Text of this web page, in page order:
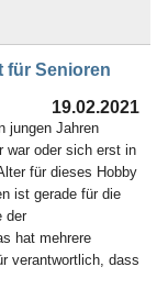
für Senioren
19.02.2021
jungen Jahren
war oder sich erst in
für dieses Hobby
ist gerade für die
der
hat mehrere
verantwortlich, dass